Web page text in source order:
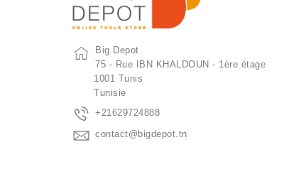
Big Depot
75 - Rue IBN KHALDOUN - 1ère étage
1001 Tunis
Tunisie
+21629724888
contact@bigdepot.tn